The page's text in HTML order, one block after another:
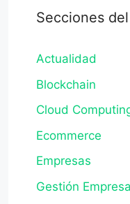
Secciones
Actualidad
Blockchain
Cloud
Ecommerce
Empresas
Gestión